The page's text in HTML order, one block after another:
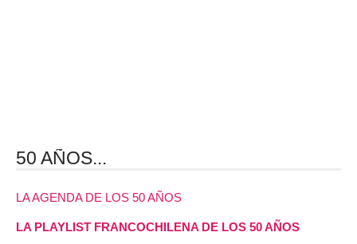
50 AÑOS...
LA AGENDA DE LOS 50 AÑOS
LA PLAYLIST FRANCOCHILENA DE LOS 50 AÑOS